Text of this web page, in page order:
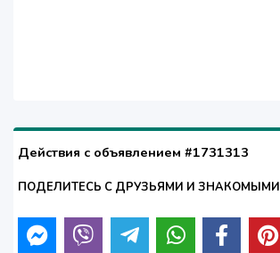
Действия с объявлением #1731313
ПОДЕЛИТЕСЬ С ДРУЗЬЯМИ И ЗНАКОМЫМИ